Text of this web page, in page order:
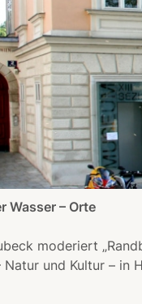
Wasser – Orte
moderiert
Natur und Kultur – in